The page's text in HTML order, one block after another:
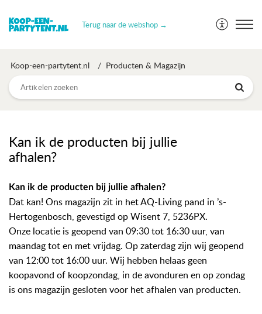
Terug naar de webshop →
Koop-een-partytent.nl Producten & Magazijn
Kan ik de producten bij jullie
afhalen?
Kan ik de producten bij jullie afhalen?
Dat kan! Ons magazijn zit in het AQ-Living pand in ’s-
Hertogenbosch, gevestigd op Wisent 7, 5236PX.
Onze locatie is geopend van 09:30 tot 16:30 uur, van
maandag tot en met vrijdag. Op zaterdag zijn wij geopend
van 12:00 tot 16:00 uur. Wij hebben helaas geen
koopavond of koopzondag, in de avonduren en op zondag
is ons magazijn gesloten voor het afhalen van producten.